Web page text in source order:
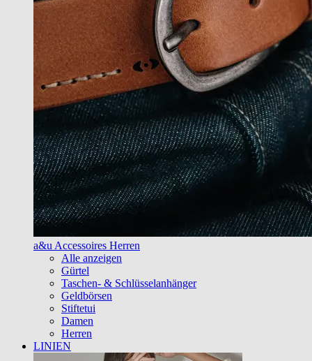
a&u Accessoires Herren
Alle anzeigen
Gürtel
Taschen- & Schlüsselanhänger
Geldbörsen
Stiftetui
Damen
Herren
LINIEN